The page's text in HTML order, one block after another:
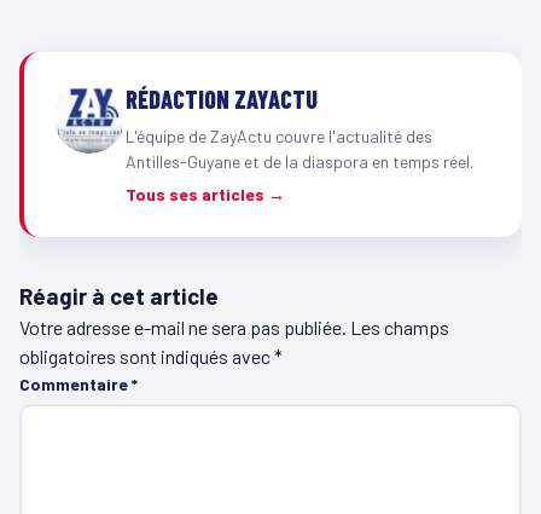
RÉDACTION ZAYACTU
L'équipe de ZayActu couvre l'actualité des
Antilles-Guyane et de la diaspora en temps réel.
Tous ses articles →
Réagir à cet article
Votre adresse e-mail ne sera pas publiée. Les champs
obligatoires sont indiqués avec*
Commentaire*